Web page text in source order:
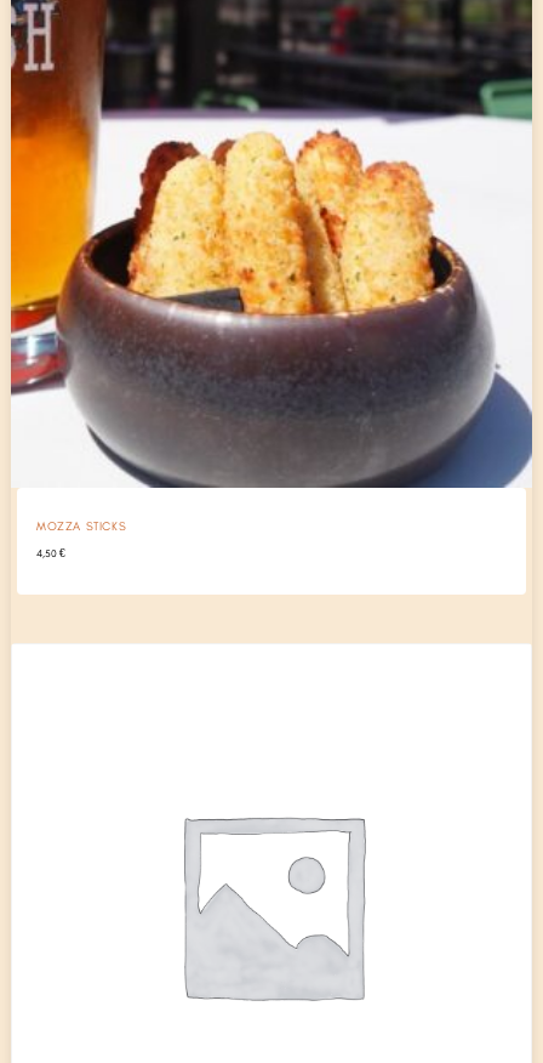
MOZZA STICKS
4,50 €